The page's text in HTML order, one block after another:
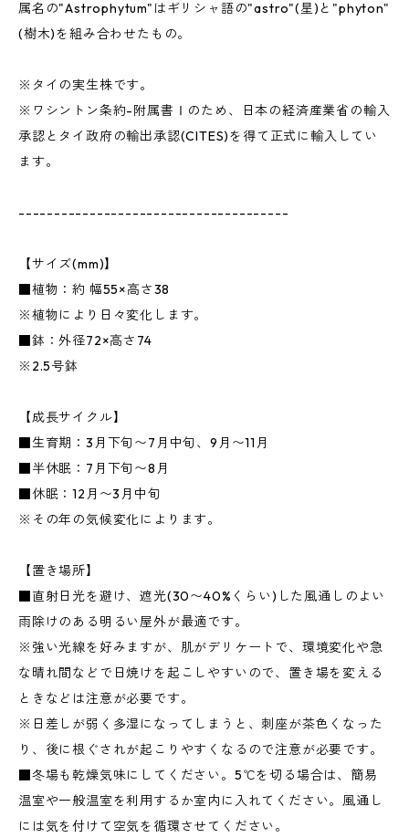
属名の"Astrophytum"はギリシャ語の"astro"(星)と"phyton"
(樹木)を組み合わせたもの。
※タイの実生株です。
※ワシントン条約-附属書Ⅰのため、日本の経済産業省の輸入
承認とタイ政府の輸出承認(CITES)を得て正式に輸入してい
ます。
--------------------------------------
【サイズ(mm)】
■植物：約 幅55×高さ38
※植物により日々変化します。
■鉢：外径72×高さ74
※2.5号鉢
【成長サイクル】
■生育期：3月下旬〜7月中旬、9月〜11月
■半休眠：7月下旬〜8月
■休眠：12月〜3月中旬
※その年の気候変化によります。
【置き場所】
■直射日光を避け、遮光(30〜40%くらい)した風通しのよい
雨除けのある明るい屋外が最適です。
※強い光線を好みますが、肌がデリケートで、環境変化や急
な晴れ間などで日焼けを起こしやすいので、置き場を変える
ときなどは注意が必要です。
※日差しが弱く多湿になってしまうと、刺座が茶色くなった
り、後に根ぐされが起こりやすくなるので注意が必要です。
■冬場も乾燥気味にしてください。5℃を切る場合は、簡易
温室や一般温室を利用するか室内に入れてください。風通し
には気を付けて空気を循環させてください。